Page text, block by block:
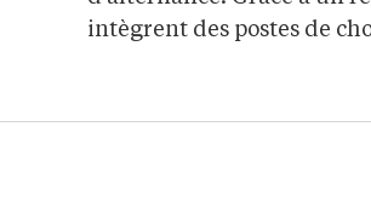
intègrent des postes de